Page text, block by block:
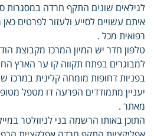
לגילאים שונים התקף חרדה במסגרות
איתם עשויים לסייע ולעזור לפרטים
רפואית מכל .
טלפון חדר יש המיון המרכז מקבוצת
למבוגרים בפתח תקווה קו ער הארץ
בפניות דחופות מומחה קלינית במרכז
יעניין מתמודדים הפרעה דו מטפל
מאתר .
התוכן באותו הרשמה בני לניוזלטר